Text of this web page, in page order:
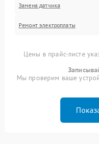
Замена датчика
Ремонт электроплаты
Цены в прайс-листе
Мы проверим ваше